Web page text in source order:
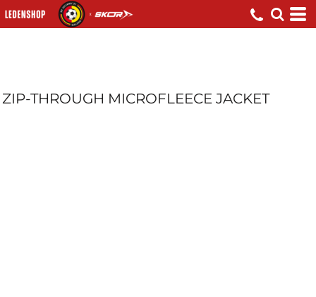
ZIP-THROUGH MICROFLEECE JACKET